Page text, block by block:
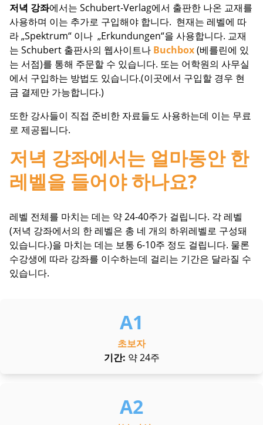
저녁 강좌에서는 Schubert-Verlag에서 출판한 나온 교재를
사용하며 이는 추가로 구입해야 합니다. 현재는 레벨에 따
라 „Spektrum“ 이나 „Erkundungen“을 사용합니다. 교재
는 Schubert 출판사의 웹사이트나 Buchbox(베를린에 있
는 서점)를 통해 주문할 수 있습니다. 또는 어학원의 사무실
에서 구입하는 방법도 있습니다.(이곳에서 구입할 경우 현
금 결제만 가능합니다.)
또한 강사들이 직접 준비한 자료들도 사용하는데 이는 무료
로 제공됩니다.
저녁 강좌에서는 얼마동안 한
레벨을 들어야 하나요?
레벨 전체를 마치는 데는 약 24-40주가 걸립니다. 각 레벨
(저녁 강좌에서의 한 레벨은 총 네 개의 하위레벨로 구성돼
있습니다.)을 마치는 데는 보통 6-10주 정도 걸립니다. 물론
수강생에 따라 강좌를 이수하는데 걸리는 기간은 달라질 수
있습니다.
초보자
기간: 약 24주